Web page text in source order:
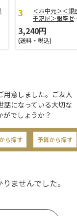
＜お中元＞＜銀
千疋屋＞銀座ゼ
3,240円
(送料・税込)
用意しました。ご友人
話になっている大切な
でしょうか？
ら探す 予算から探す
ませんでした。